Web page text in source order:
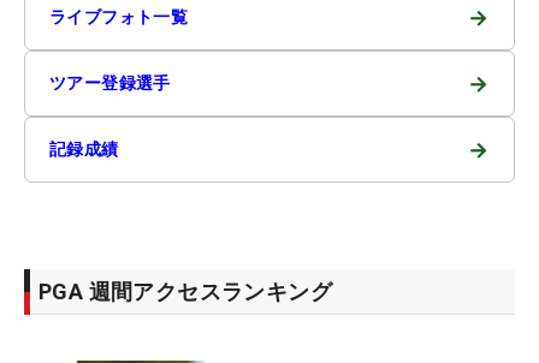
ライブフォト一覧 →
ツアー登録選手 →
記録成績 →
PGA 週間アクセスランキング